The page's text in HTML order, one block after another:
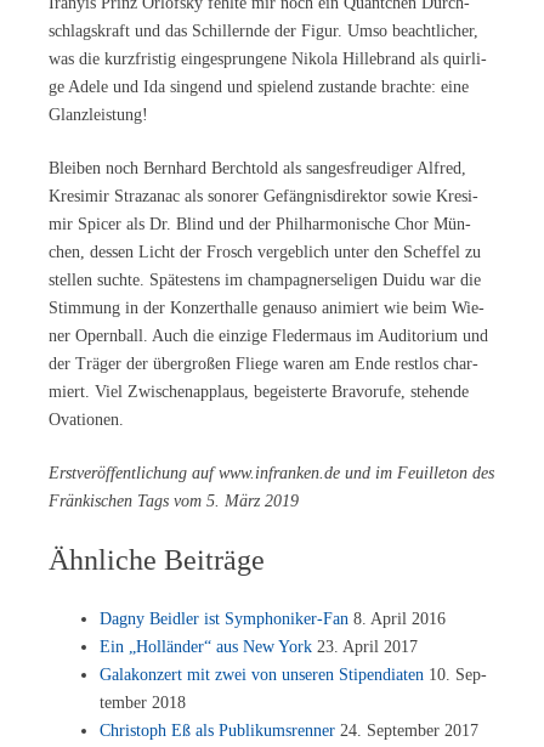
schlags­kraft und das Schil­lern­de der Fi­gur. Umso be­acht­li­cher,
was die kurz­fris­tig ein­ge­sprun­ge­ne Ni­ko­la Hil­le­brand als quir­li­
ge Ade­le und Ida sin­gend und spie­lend zu­stan­de brach­te: eine
Glanzleistung!
Blei­ben noch Bern­hard Berch­told als san­ges­freu­di­ger Al­fred,
Kre­si­mir Straz­anac als so­no­rer Ge­fäng­nis­di­rek­tor so­wie Kre­si­
mir Spi­cer als Dr. Blind und der Phil­har­mo­ni­sche Chor Mün­
chen, des­sen Licht der Frosch ver­geb­lich un­ter den Schef­fel zu
stel­len such­te. Spä­tes­tens im cham­pa­gner­se­li­gen Dui­du war die
Stim­mung in der Kon­zert­hal­le ge­nau­so ani­miert wie beim Wie­
ner Opern­ball. Auch die ein­zi­ge Fle­der­maus im Au­di­to­ri­um und
der Trä­ger der über­gro­ßen Flie­ge wa­ren am Ende rest­los char­
miert. Viel Zwi­schen­ap­plaus, be­geis­ter­te Bra­vo­ru­fe, ste­hen­de
Ovationen.
Erst­ver­öf­fent­li­chung auf www​.in​fran​ken​.de und im Feuil­le­ton des
Frän­ki­schen Tags vom 5. März 2019
Ähnliche Beiträge
Da­gny Beid­ler ist Sym­pho­ni­ker-Fan 8. April 2016
Ein „Hol­län­der“ aus New York 23. April 2017
Ga­la­kon­zert mit zwei von un­se­ren Sti­pen­dia­ten 10. Sep­
tem­ber 2018
Chris­toph Eß als Pu­bli­kums­ren­ner 24. Sep­tem­ber 2017